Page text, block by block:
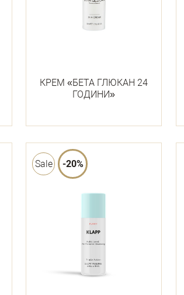
КРЕМ «БЕТА ГЛЮКАН 24
ГОДИНИ»
Sale -20%